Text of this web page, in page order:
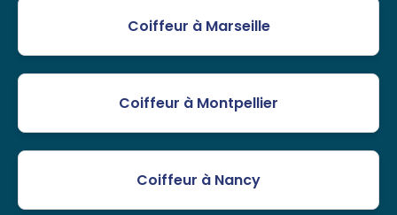
Coiffeur à Marseille
Coiffeur à Montpellier
Coiffeur à Nancy